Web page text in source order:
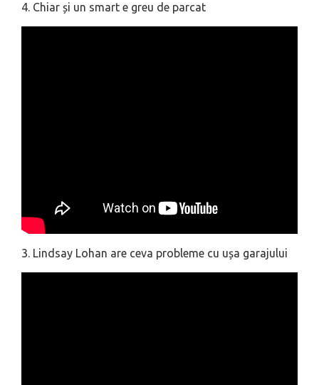
4. Chiar și un smart e greu de parcat
3. Lindsay Lohan are ceva probleme cu ușa garajului